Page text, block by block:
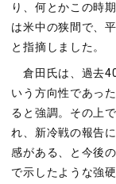
り、何とかこの時
は米中の狭間で、
と指摘しました。
倉田氏は、過去
いう方向性であっ
ると強調。その上
れ、新冷戦の報告
感がある、と今後
で示したような強